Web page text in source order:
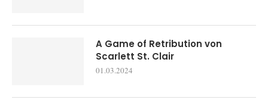
A Game of Retribution von
Scarlett St. Clair
01.03.2024